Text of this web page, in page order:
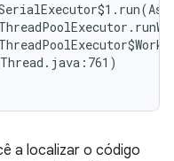
a localizar o código